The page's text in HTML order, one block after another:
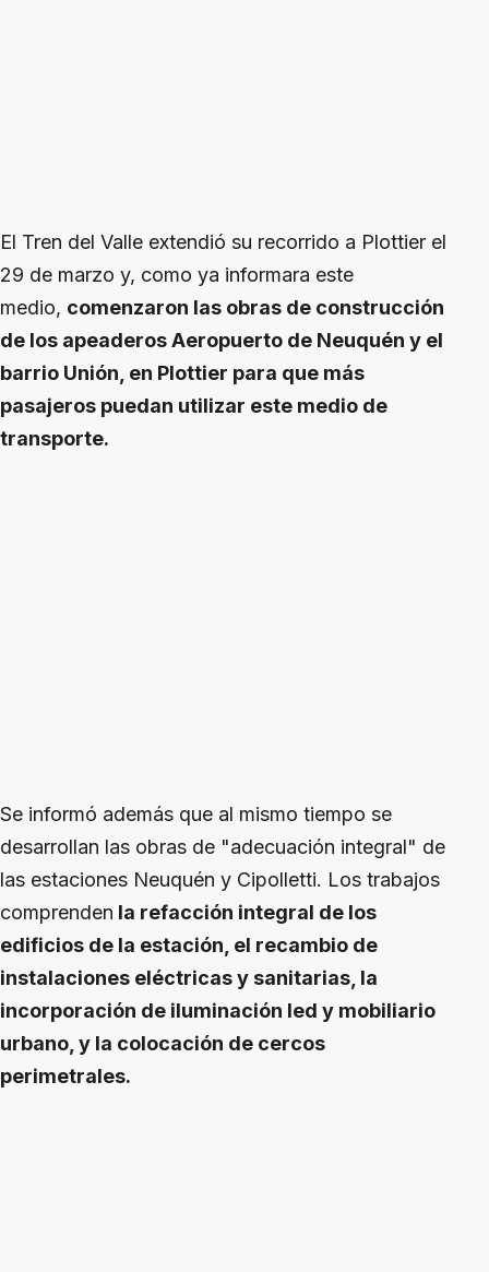
El Tren del Valle extendió su recorrido a Plottier el
29 de marzo y, como ya informara este
medio, comenzaron las obras de construcción
de los apeaderos Aeropuerto de Neuquén y el
barrio Unión, en Plottier para que más
pasajeros puedan utilizar este medio de
transporte.
Se informó además que al mismo tiempo se
desarrollan las obras de "adecuación integral" de
las estaciones Neuquén y Cipolletti. Los trabajos
comprenden la refacción integral de los
edificios de la estación, el recambio de
instalaciones eléctricas y sanitarias, la
incorporación de iluminación led y mobiliario
urbano, y la colocación de cercos
perimetrales.